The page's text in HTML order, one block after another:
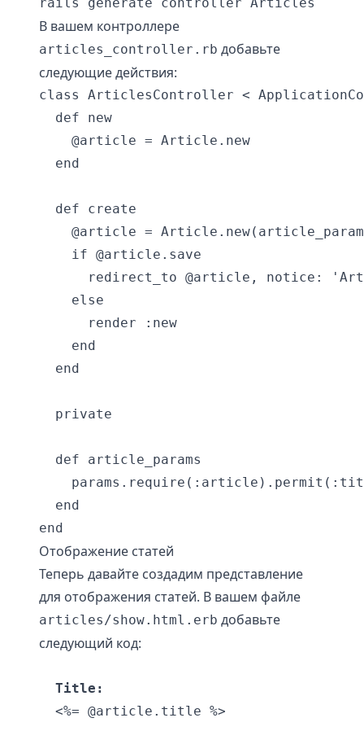
В вашем контроллере
articles_controller.rb добавьте
следующие действия:
class ArticlesController <
  def new
    @article = Article.new
  end
  def create
@article =
    if @article.save
redirect_to @article, notice:
    else
      render :new
    end
  end
  private
  def article_params
  end
Отображение статей
Теперь давайте создадим представление
для отображения статей. В вашем файле
articles/show.html.erb добавьте
следующий код:
Title: